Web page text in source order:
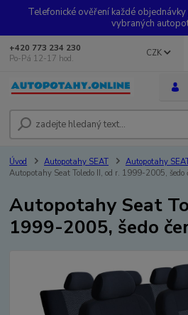
Telefonické ověření každé
vybraných
CZK
+420 773 234 230
Po-Pá 12-17 hod.
Úvod Autopotahy SEAT
Autopotahy
Autopotahy Seat Toledo II, od r. 1999-2005, šedo
Autopotahy Seat
1999-2005, šedo